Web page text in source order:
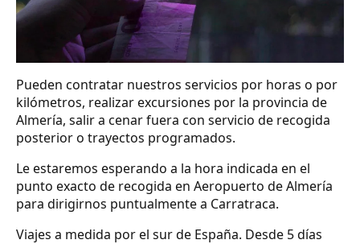
Pueden contratar nuestros servicios por horas o por
kilómetros, realizar excursiones por la provincia de
Almería, salir a cenar fuera con servicio de recogida
posterior o trayectos programados.
Le estaremos esperando a la hora indicada en el
punto exacto de recogida en Aeropuerto de Almería
para dirigirnos puntualmente a Carratraca.
Viajes a medida por el sur de España. Desde 5 días